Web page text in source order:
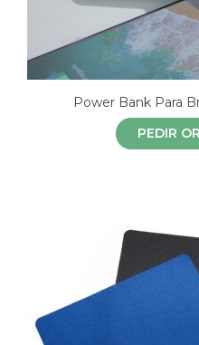
Power Bank Para
PEDIR